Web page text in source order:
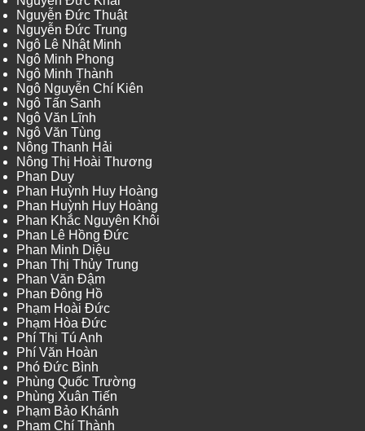
Nguyễn Đức Thuật
Nguyễn Đức Trung
Ngô Lê Nhật Minh
Ngô Minh Phong
Ngô Minh Thành
Ngô Nguyễn Chí Kiên
Ngô Tấn Sanh
Ngô Văn Lĩnh
Ngô Văn Tùng
Nông Thanh Hải
Nông Thị Hoài Thương
Phan Duy
Phan Huỳnh Huy Hoàng
Phan Huỳnh Huy Hoàng
Phan Khắc Nguyên Khôi
Phan Lê Hồng Đức
Phan Minh Diệu
Phan Thị Thủy Trung
Phan Văn Đậm
Phan Đông Hồ
Phạm Hoài Đức
Phạm Hòa Đức
Phí Thị Tú Anh
Phí Văn Hoàn
Phó Đức Bình
Phùng Quốc Trường
Phùng Xuân Tiến
Phạm Bảo Khánh
Phạm Chí Thành